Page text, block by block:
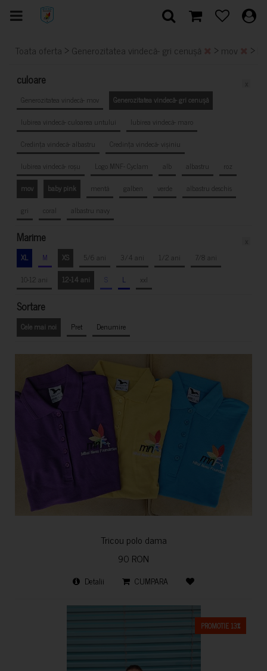
Toata oferta > Generozitatea vindecă- gri cenușă > mov >
culoare
Generozitatea vindecă- mov
Generozitatea vindecă- gri cenușă
Iubirea vindecă- culoarea untului
Iubirea vindecă- maro
Credința vindecă- albastru
Credința vindecă- vișiniu
Iubirea vindecă- roșu
Logo MNF- Cyclam alb albastru
roz
mov
baby pink mentă galben verde
albastru deschis
gri
coral albastru navy
Marime
XL M XS 5/6 ani 3/4 ani 1/2 ani
7/8 ani
10-12 ani
12-14 ani S L xxl
Sortare
Cele mai noi Pret Denumire
Tricou polo dama
90 RON
Detalii CUMPARA
PROMOTIE 13%